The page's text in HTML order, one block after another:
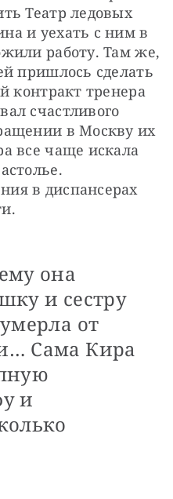
Театр ледовых
и уехать с ним в
работу. Там же,
пришлось сделать
контракт тренера
счастливого
в Москву их
все чаще искала
в диспансерах
она
и сестру
от
Сама Кира
и